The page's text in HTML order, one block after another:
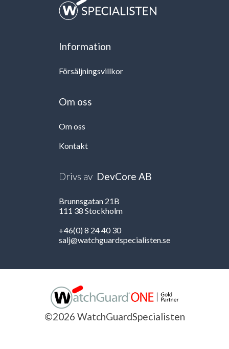
Information
Försäljningsvillkor
Om oss
Om oss
Kontakt
Drivs av DevCore AB
Brunnsgatan 21B
111 38 Stockholm
+46(0) 8 24 40 30
salj@watchguardspecialisten.se
©2026 WatchGuardSpecialisten